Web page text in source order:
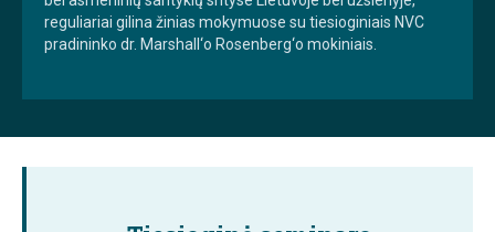
reguliariai gilina žinias mokymuose su tiesioginiais NVC
pradininko dr. Marshall‘o Rosenberg‘o mokiniais.